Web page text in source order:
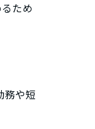
ため
務や短